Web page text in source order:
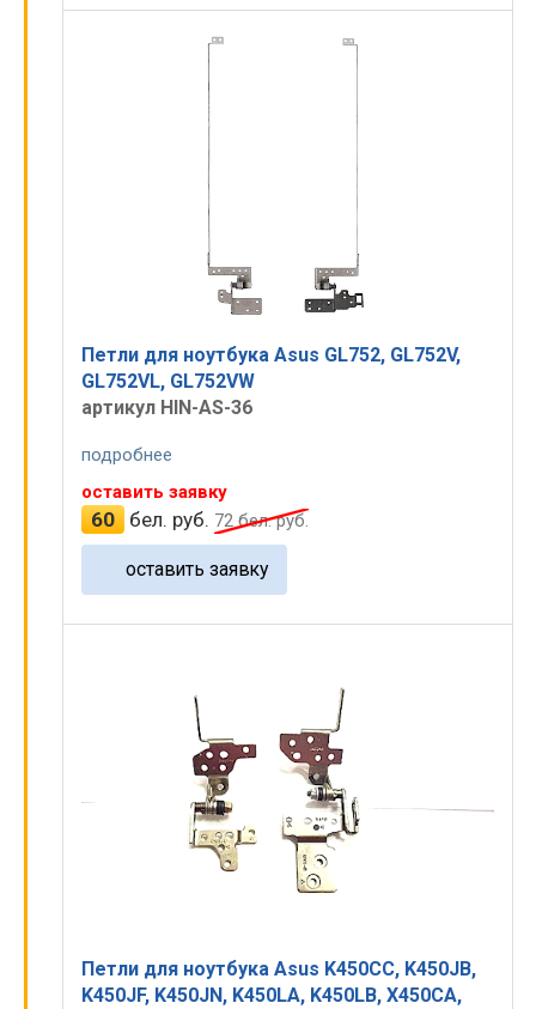
Петли для ноутбука Asus GL752, GL752V,
GL752VL, GL752VW
артикул HIN-AS-36
подробнее
оставить заявку
60 бел. руб. 72бел. руб.
оставить заявку
Петли для ноутбука Asus K450CC, K450JB,
K450JF, K450JN, K450LA, K450LB, X450CA,